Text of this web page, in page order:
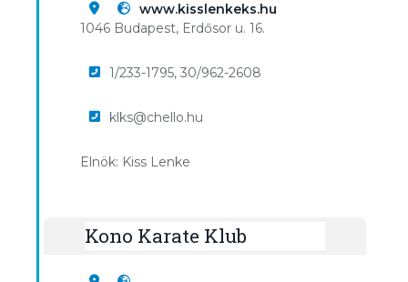
www.kisslenkeks.hu
1046 Budapest, Erdősor u. 16.
1/233-1795, 30/962-2608
klks@chello.hu
Elnök: Kiss Lenke
Kono Karate Klub